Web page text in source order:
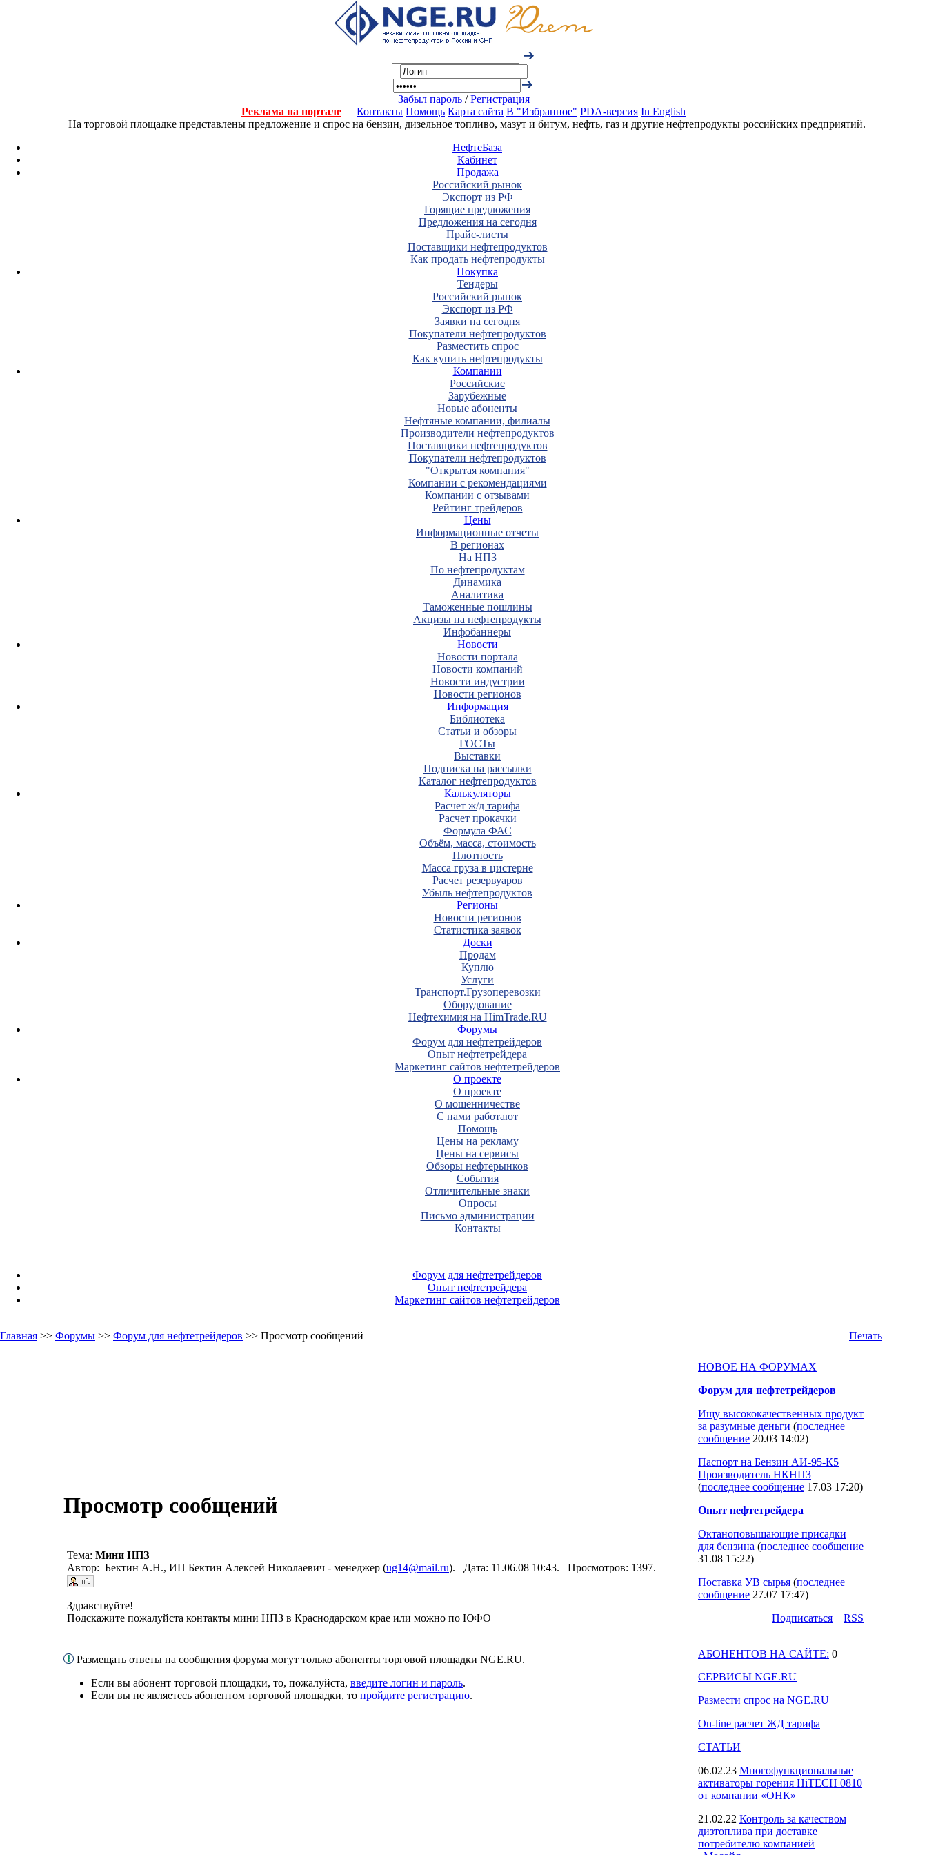
Забыл пароль/Регистрация
Реклама на портале
Контакты Помощь Карта сайта В "Избранное" PDA-версия In English
На торговой площадке представлены предложение и спрос на бензин, дизельное топливо, мазут и битум, нефть, газ и другие нефтепродукты российских предприятий.
НефтеБаза
Кабинет
Продажа
Российский рынок
Экспорт из РФ
Горящие предложения
Предложения на сегодня
Прайс-листы
Поставщики нефтепродуктов
Как продать нефтепродукты
Покупка
Тендеры
Российский рынок
Экспорт из РФ
Заявки на сегодня
Покупатели нефтепродуктов
Разместить спрос
Как купить нефтепродукты
Компании
Российские
Зарубежные
Новые абоненты
Нефтяные компании, филиалы
Производители нефтепродуктов
Поставщики нефтепродуктов
Покупатели нефтепродуктов
"Открытая компания"
Компании с рекомендациями
Компании с отзывами
Рейтинг трейдеров
Цены
Информационные отчеты
В регионах
На НПЗ
По нефтепродуктам
Динамика
Аналитика
Таможенные пошлины
Акцизы на нефтепродукты
Инфобаннеры
Новости
Новости портала
Новости компаний
Новости индустрии
Новости регионов
Информация
Библиотека
Статьи и обзоры
ГОСТы
Выставки
Подписка на рассылки
Каталог нефтепродуктов
Калькуляторы
Расчет ж/д тарифа
Расчет прокачки
Формула ФАС
Объём, масса, стоимость
Плотность
Масса груза в цистерне
Расчет резервуаров
Убыль нефтепродуктов
Регионы
Новости регионов
Статистика заявок
Доски
Продам
Куплю
Услуги
Транспорт.Грузоперевозки
Оборудование
Нефтехимия на HimTrade.RU
Форумы
Форум для нефтетрейдеров
Опыт нефтетрейдера
Маркетинг сайтов нефтетрейдеров
О проекте
О проекте
О мошенничестве
С нами работают
Помощь
Цены на рекламу
Цены на сервисы
Обзоры нефтерынков
События
Отличительные знаки
Опросы
Письмо администрации
Контакты
Форум для нефтетрейдеров
Опыт нефтетрейдера
Маркетинг сайтов нефтетрейдеров
Главная >> Форумы >> Форум для нефтетрейдеров >> Просмотр сообщений Печать
Просмотр сообщений
Тема: Мини НПЗ
Автор: Бектин А.Н., ИП Бектин Алексей Николаевич - менеджер (ug14@mail.ru). Дата: 11.06.08 10:43. Просмотров: 1397.
Здравствуйте!
Подскажите пожалуйста контакты мини НПЗ в Краснодарском крае или можно по ЮФО
Размещать ответы на сообщения форума могут только абоненты торговой площадки NGE.RU.
Если вы абонент торговой площадки, то, пожалуйста, введите логин и пароль.
Если вы не являетесь абонентом торговой площадки, то пройдите регистрацию.
НОВОЕ НА ФОРУМАХ
Форум для нефтетрейдеров
Ищу высококачественных продукт
за разумные деньги (последнее
сообщение 20.03 14:02)
Паспорт на Бензин АИ-95-К5
Производитель НКНПЗ
(последнее сообщение 17.03 17:20)
Опыт нефтетрейдера
Октаноповышающие присадки
для бензина (последнее сообщение
31.08 15:22)
Поставка УВ сырья (последнее
сообщение 27.07 17:47)
Подпиcаться
RSS
АБОНЕНТОВ НА САЙТЕ: 0
СЕРВИСЫ NGE.RU
Размести спрос на NGE.RU
On-line расчет ЖД тарифа
СТАТЬИ
06.02.23 Многофункциональные
активаторы горения HiTECH 0810
от компании «ОНК»
21.02.22 Контроль за качеством
дизтоплива при доставке
потребителю компанией